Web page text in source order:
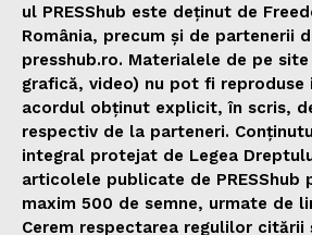
ul PRESShub este deținut de
România, precum și de partenerii
presshub.ro. Materialele de pe
grafică, video) nu pot fi reproduse
acordul obținut explicit, în scris,
respectiv de la parteneri.
integral protejat de Legea
articolele publicate de PRESShub
maxim 500 de semne, urmate de
Cerem respectarea regulilor citării